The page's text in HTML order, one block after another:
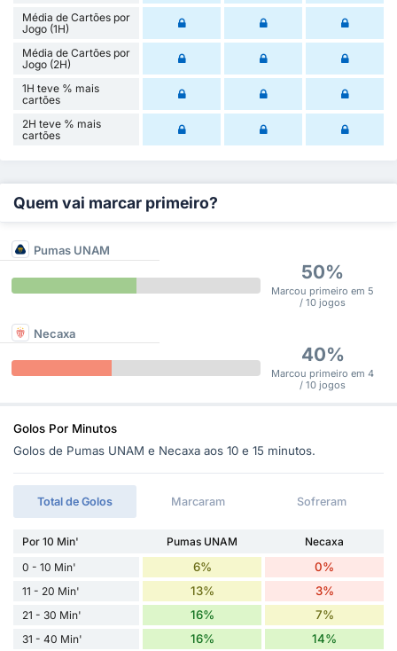
Média de Cartões por
Jogo (1H)
Média de Cartões por
Jogo (2H)
1H teve % mais
cartões
2H teve % mais
cartões
Quem vai marcar primeiro?
Pumas UNAM
50%
Marcou primeiro em 5
/ 10 jogos
Necaxa
40%
Marcou primeiro em 4
/ 10 jogos
Golos Por Minutos
Golos de Pumas UNAM e Necaxa aos 10 e 15 minutos.
Total de Golos Marcaram Sofreram
Por 10 Min' Pumas UNAM
Necaxa
0 - 10 Min'
6% 0%
11 - 20 Min' 13% 3%
21 - 30 Min' 16% 7%
31 - 40 Min' 16% 14%